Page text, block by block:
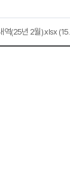
역(25년 2월).xlsx